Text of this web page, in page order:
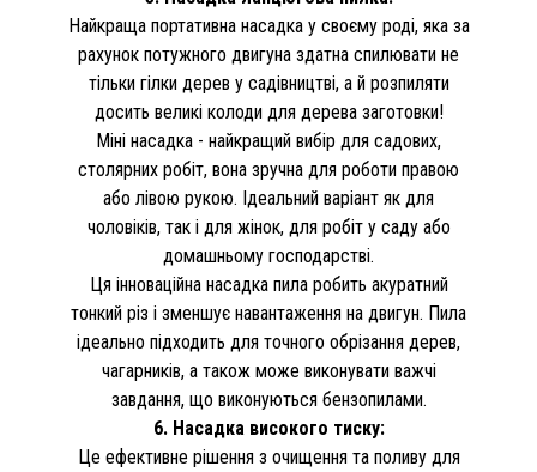
Найкраща портативна насадка у своєму роді, яка за
рахунок потужного двигуна здатна спилювати не
тільки гілки дерев у садівництві, а й розпиляти
досить великі колоди для дерева заготовки!
Міні насадка - найкращий вибір для садових,
столярних робіт, вона зручна для роботи правою
або лівою рукою. Ідеальний варіант як для
чоловіків, так і для жінок, для робіт у саду або
домашньому господарстві.
Ця інноваційна насадка пила робить акуратний
тонкий різ і зменшує навантаження на двигун. Пила
ідеально підходить для точного обрізання дерев,
чагарників, а також може виконувати важчі
завдання, що виконуються бензопилами.
6. Насадка високого тиску:
Це ефективне рішення з очищення та поливу для